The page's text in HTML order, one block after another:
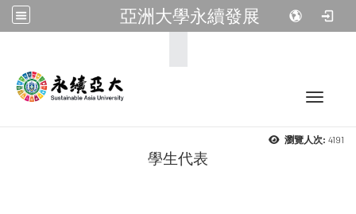
亞洲大學永續發展
Toggle
瀏覽人次: 4191
學生代表